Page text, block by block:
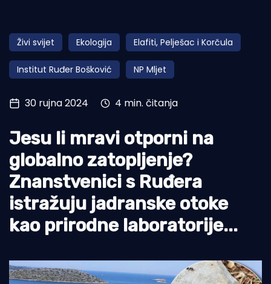
Otoci
Turizam i nautika
Pomorstvo
Ekologija
Tradicija i kultura
Živi svijet Ekologija Elafiti, Pelješac i Korčula
Institut Ruđer Bošković NP Mljet
30 rujna 2024 4 min. čitanja
Jesu li mravi otporni na
globalno zatopljenje?
Znanstvenici s Ruđera
istražuju jadranske otoke
kao prirodne laboratorije...